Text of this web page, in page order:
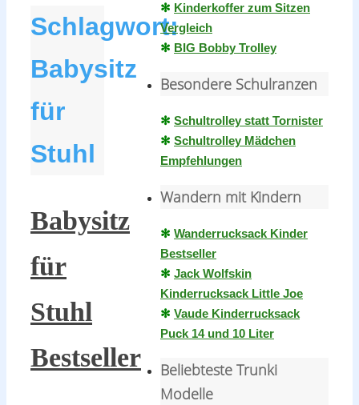
Schlagwort:
Babysitz
für
Stuhl
Babysitz
für
Stuhl
Bestseller
✻ Kinderkoffer zum Sitzen
Vergleich
✻ BIG Bobby Trolley
Besondere Schulranzen
✻ Schultrolley statt Tornister
✻ Schultrolley Mädchen
Empfehlungen
Wandern mit Kindern
✻ Wanderrucksack Kinder
Bestseller
✻ Jack Wolfskin
Kinderrucksack Little Joe
✻ Vaude Kinderrucksack
Puck 14 und 10 Liter
Beliebteste Trunki
Modelle